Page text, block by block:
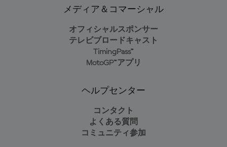
メディア＆コマーシャル
オフィシャルスポンサー
テレビブロードキャスト
TimingPass™
MotoGP™アプリ
ヘルプセンター
コンタクト
よくある質問
コミュニティ参加